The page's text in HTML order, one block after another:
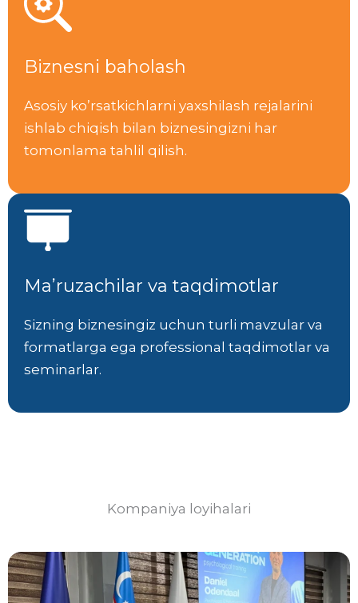
Biznesni baholash
Asosiy ko’rsatkichlarni yaxshilash rejalarini
ishlab chiqish bilan biznesingizni har
tomonlama tahlil qilish.
Ma’ruzachilar va taqdimotlar
Sizning biznesingiz uchun turli mavzular va
formatlarga ega professional taqdimotlar va
seminarlar.
Kompaniya loyihalari